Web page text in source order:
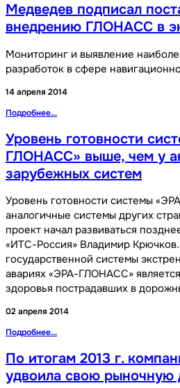
Медведев подписал
внедрению ГЛОНАСС в
Мониторинг и выявление
разработок в сфере
14 апреля 2014
Подробнее...
Уровень готовности
ГЛОНАСС» выше, чем у
зарубежных систем
Уровень готовности системы
аналогичные системы других
проект начал развиваться
«ИТС-Россия» Владимир
государственной системы
авариях «ЭРА-ГЛОНАСС»
здоровья пострадавших в
02 апреля 2014
Подробнее...
По итогам 2013 г.
удвоила свою рыночную